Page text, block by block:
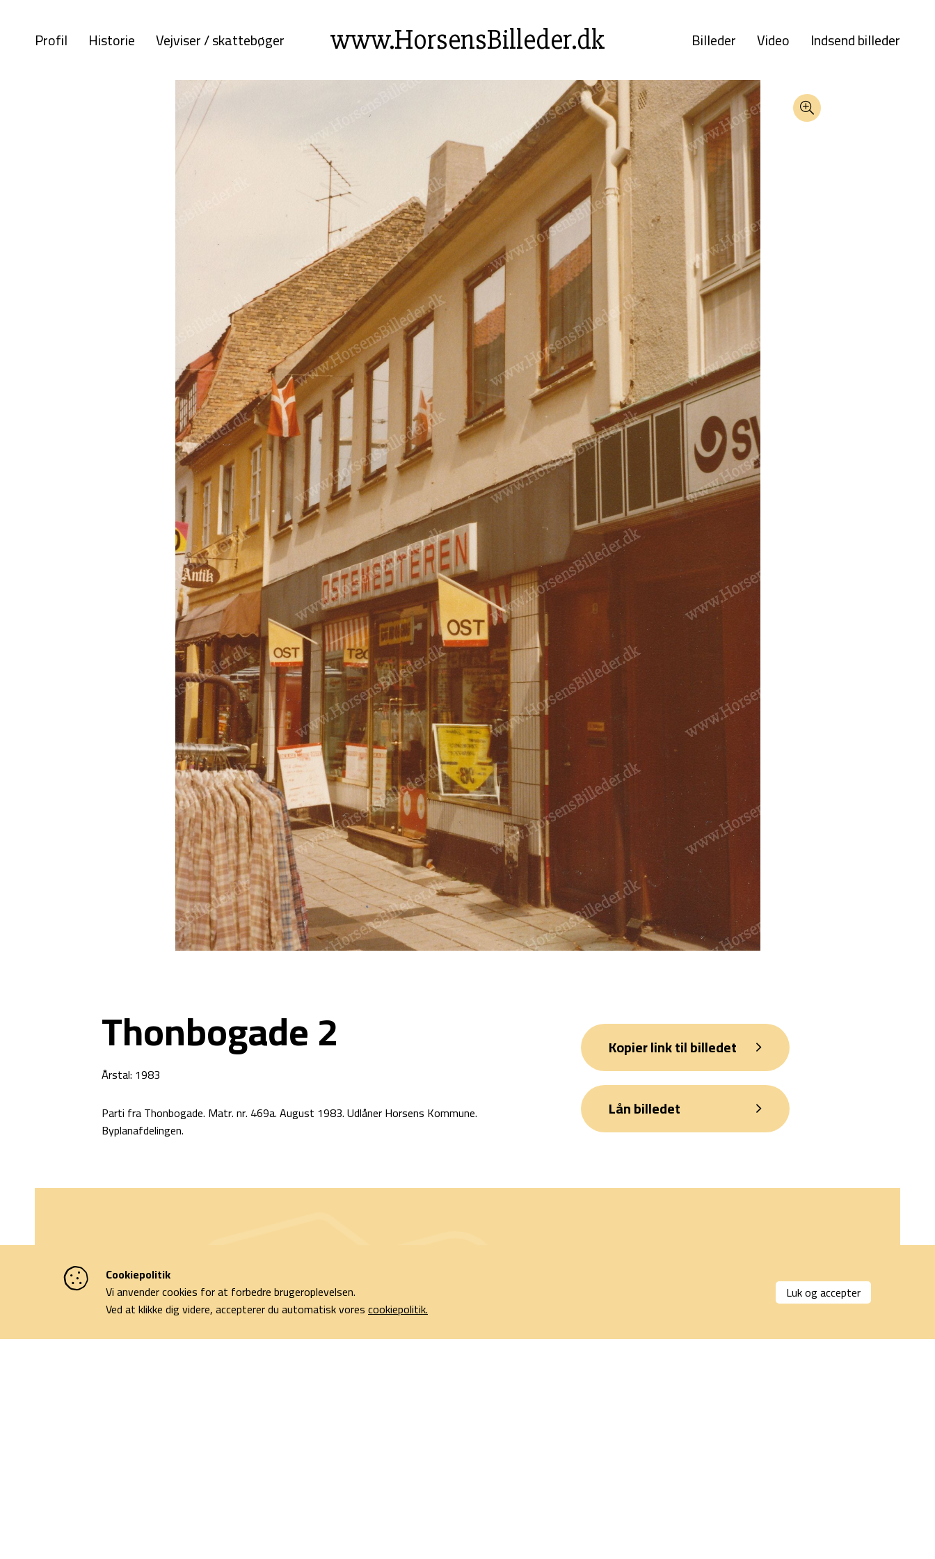
Profil Historie Vejviser / skattebøger www.HorsensBilleder.dk Billeder Video Indsend billeder
Thonbogade 2
Årstal: 1983
Parti fra Thonbogade. Matr. nr. 469a. August 1983. Udlåner Horsens Kommune.
Byplanafdelingen.
Kopier link til billedet
Lån billedet
Cookiepolitik
Vi anvender cookies for at forbedre brugeroplevelsen.
Ved at klikke dig videre, accepterer du automatisk vorescookiepolitik.
Luk og accepter